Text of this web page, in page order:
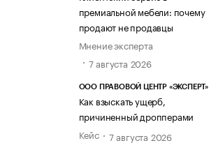
премиальной мебели: почему
продают не продавцы
Мнение эксперта
7 августа 2026
ООО ПРАВОВОЙ ЦЕНТР «ЭКСПЕРТ»
Как взыскать ущерб,
причиненный дропперами
Кейс
7 августа 2026